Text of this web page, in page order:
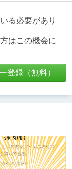
る必要があり
はこの機会に
登録（無料）